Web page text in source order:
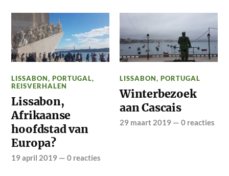
LISSABON,PORTUGAL,
REISVERHALEN
Lissabon,
Afrikaanse
hoofdstad van
Europa?
19 april 2019 —0 reacties
LISSABON,PORTUGAL
Winterbezoek
aan Cascais
29 maart 2019 —0 reacties